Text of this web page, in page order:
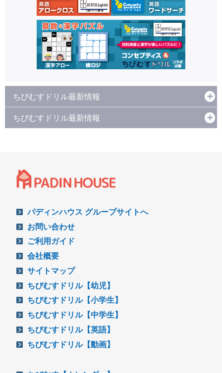
ちびむすドリル最新情報
ちびむすドリル最新情報
パディンハウス グループサイトへ
お問い合わせ
ご利用ガイド
会社概要
サイトマップ
ちびむすドリル【幼児】
ちびむすドリル【小学生】
ちびむすドリル【中学生】
ちびむすドリル【英語】
ちびむすドリル【動画】